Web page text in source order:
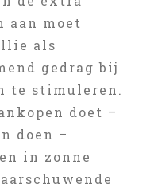
aan moet
als
gedrag bij
te stimuleren.
doet –
doen –
in zonne